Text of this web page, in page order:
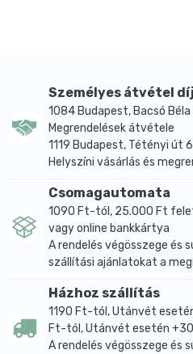
Személyes átvétel
1084 Budapest, Bacsó
Megrendelések átvétele
1119 Budapest, Tétényi út
Helyszíni vásárlás és
Csomagautomata
1090 Ft-tól, 25.000 Ft
vagy online bankkártya
A rendelés végösszege és
szállítási ajánlatokat a
Házhoz szállítás
1190 Ft-tól, Utánvét
Ft-tól, Utánvét esetén
A rendelés végösszege és